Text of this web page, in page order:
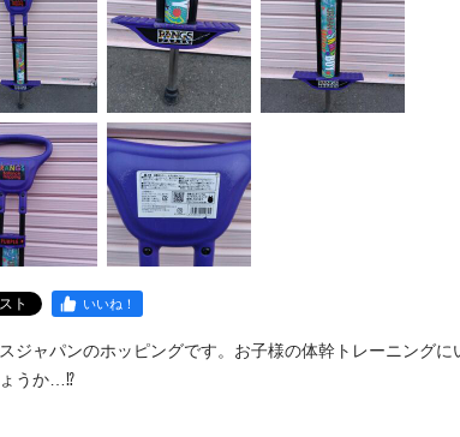
ト いいね！
ジャパンのホッピングです。お子様の体幹トレーニングに
うか…⁉️